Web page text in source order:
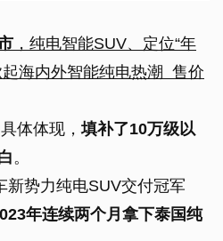
，纯电智能SUV、定位“年
海内外智能纯电热潮 售价
体体现，填补了10万级以
。
新势力纯电SUV交付冠军
年连续两个月拿下泰国纯